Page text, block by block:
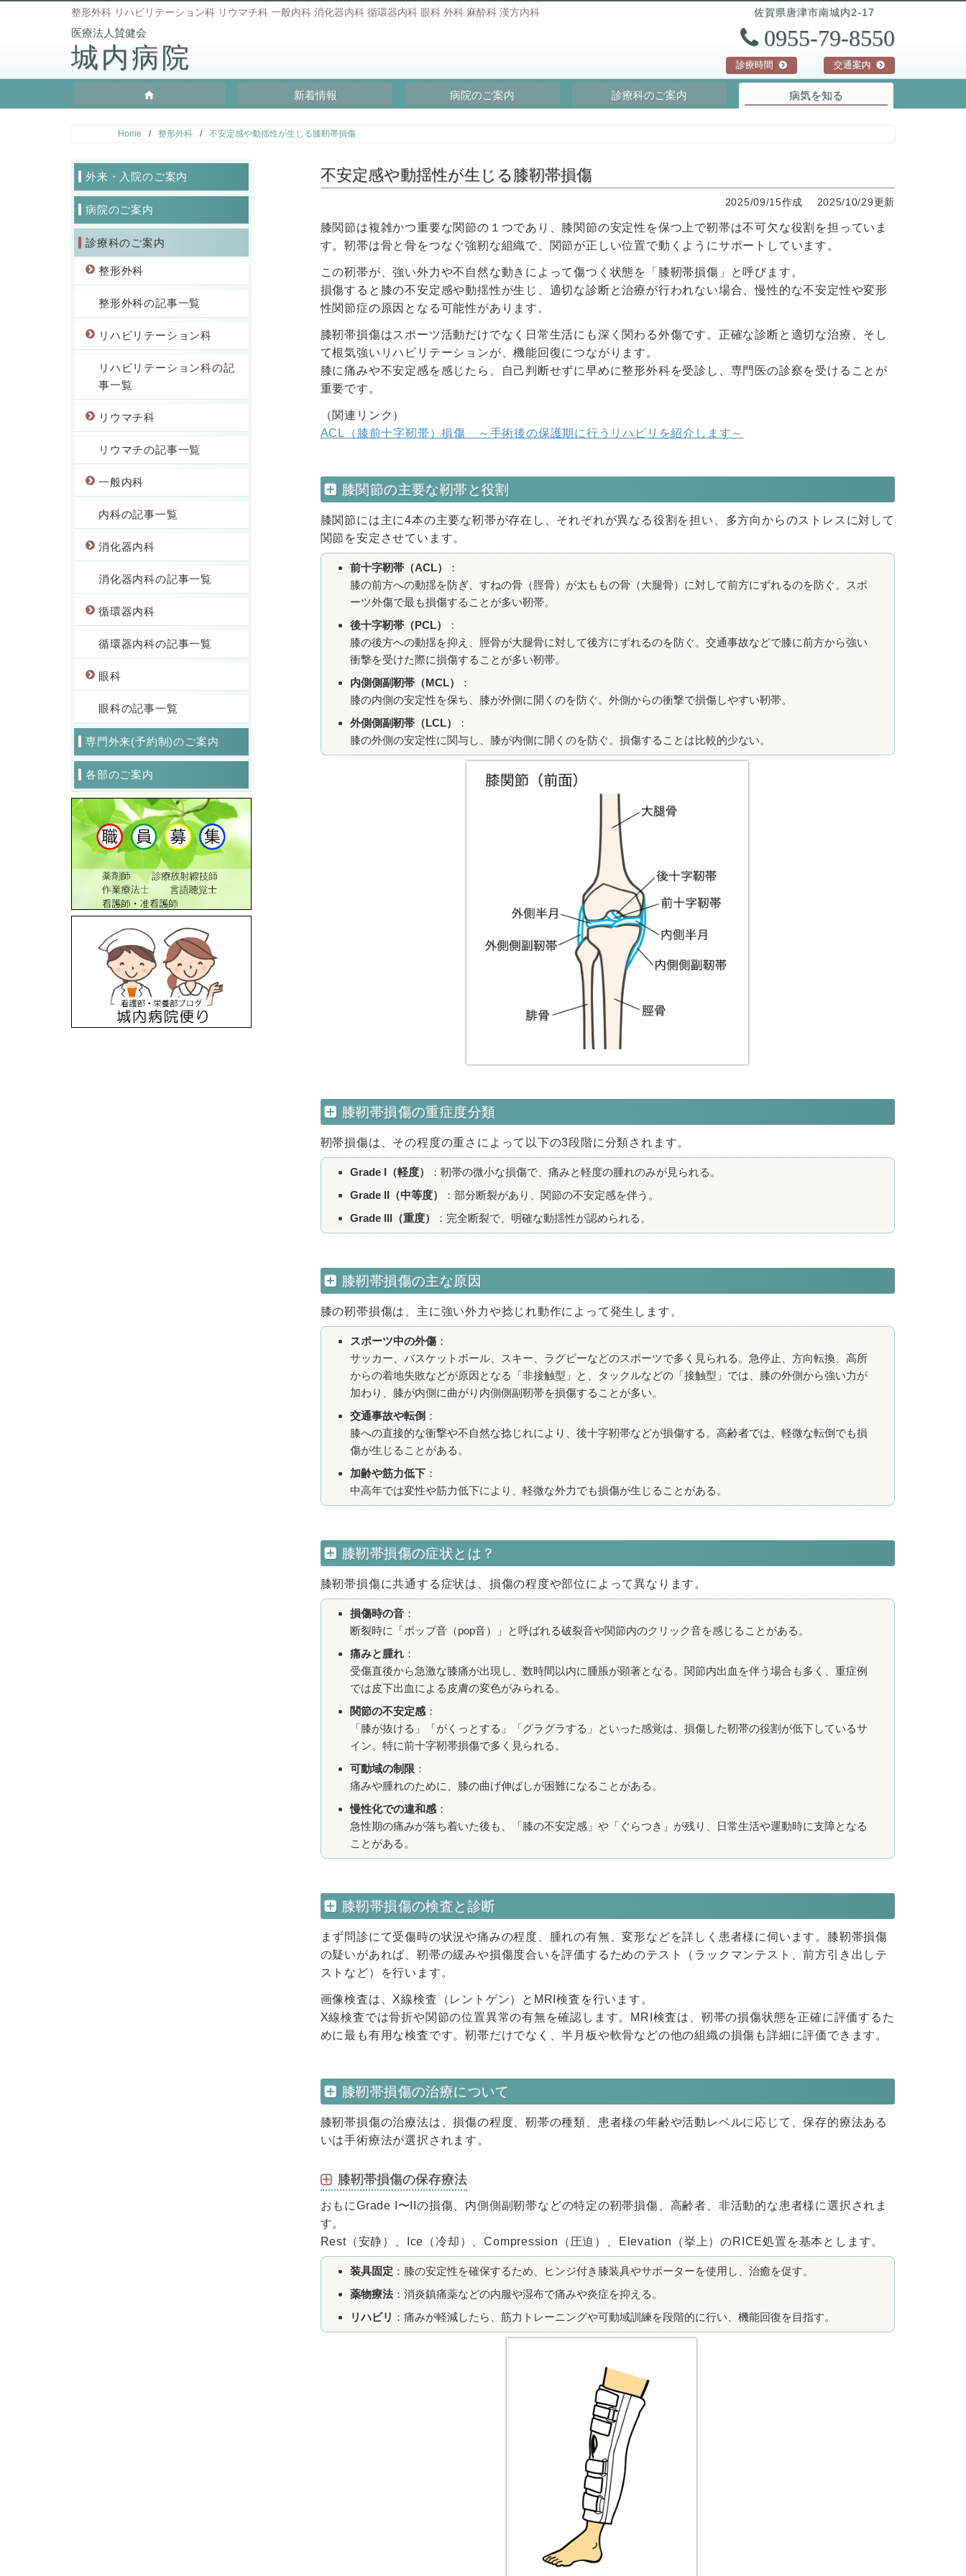
城内病院
整形外科 リハビリテーション科 リウマチ科 一般内科 消化器内科 循環器内科 眼科 外科 麻酔科 漢方内科 佐賀県唐津市南城内2-17
0955-79-8550
診療時間 交通案内
新着情報 病院のご案内 診療科のご案内 病気を知る
Home / 整形外科 / 不安定感や動揺性が生じる膝靭帯損傷
外来・入院のご案内
病院のご案内
診療科のご案内
整形外科
整形外科の記事一覧
リハビリテーション科
リハビリテーション科の記
事一覧
リウマチ科
リウマチの記事一覧
一般内科
内科の記事一覧
消化器内科
消化器内科の記事一覧
循環器内科
循環器内科の記事一覧
眼科
眼科の記事一覧
専門外来(予約制)のご案内
各部のご案内
不安定感や動揺性が生じる膝靭帯損傷
2025/09/15作成 2025/10/29更新
膝関節は複雑かつ重要な関節の１つであり、膝関節の安定性を保つ上で靭帯は不可欠な役割を担っていま
す。靭帯は骨と骨をつなぐ強靭な組織で、関節が正しい位置で動くようにサポートしています。
この靭帯が、強い外力や不自然な動きによって傷つく状態を「膝靭帯損傷」と呼びます。
損傷すると膝の不安定感や動揺性が生じ、適切な診断と治療が行われない場合、慢性的な不安定性や変形
性関節症の原因となる可能性があります。
膝靭帯損傷はスポーツ活動だけでなく日常生活にも深く関わる外傷です。正確な診断と適切な治療、そし
て根気強いリハビリテーションが、機能回復につながります。
膝に痛みや不安定感を感じたら、自己判断せずに早めに整形外科を受診し、専門医の診察を受けることが
重要です。
（関連リンク）
ACL（膝前十字靭帯）損傷 ～手術後の保護期に行うリハビリを紹介します～
膝関節の主要な靭帯と役割
膝関節には主に4本の主要な靭帯が存在し、それぞれが異なる役割を担い、多方向からのストレスに対して
関節を安定させています。
前十字靭帯（ACL）
：
膝の前方への動揺を防ぎ、すねの骨（脛骨）が太ももの骨（大腿骨）に対して前方にずれるのを防ぐ。スポ
ーツ外傷で最も損傷することが多い靭帯。
後十字靭帯（PCL）
：
膝の後方への動揺を抑え、脛骨が大腿骨に対して後方にずれるのを防ぐ。交通事故などで膝に前方から強い
衝撃を受けた際に損傷することが多い靭帯。
内側側副靭帯（MCL）
：
膝の内側の安定性を保ち、膝が外側に開くのを防ぐ。外側からの衝撃で損傷しやすい靭帯。
外側側副靭帯（LCL）
：
膝の外側の安定性に関与し、膝が内側に開くのを防ぐ。損傷することは比較的少ない。
膝靭帯損傷の重症度分類
靭帯損傷は、その程度の重さによって以下の3段階に分類されます。
Grade I（軽度）
：靭帯の微小な損傷で、痛みと軽度の腫れのみが見られる。
Grade II（中等度）
：部分断裂があり、関節の不安定感を伴う。
Grade III（重度）
：完全断裂で、明確な動揺性が認められる。
膝靭帯損傷の主な原因
膝の靭帯損傷は、主に強い外力や捻じれ動作によって発生します。
スポーツ中の外傷：
サッカー、バスケットボール、スキー、ラグビーなどのスポーツで多く見られる。急停止、方向転換、高所
からの着地失敗などが原因となる「非接触型」と、タックルなどの「接触型」では、膝の外側から強い力が
加わり、膝が内側に曲がり内側側副靭帯を損傷することが多い。
交通事故や転倒 ：
膝への直接的な衝撃や不自然な捻じれにより、後十字靭帯などが損傷する。高齢者では、軽微な転倒でも損
傷が生じることがある。
加齢や筋力低下：
中高年では変性や筋力低下により、軽微な外力でも損傷が生じることがある。
膝靭帯損傷の症状とは？
膝靭帯損傷に共通する症状は、損傷の程度や部位によって異なります。
損傷時の音：
断裂時に「ポップ音（pop音）」と呼ばれる破裂音や関節内のクリック音を感じることがある。
痛みと腫れ：
受傷直後から急激な膝痛が出現し、数時間以内に腫脹が顕著となる。関節内出血を伴う場合も多く、重症例
では皮下出血による皮膚の変色がみられる。
関節の不安定感：
「膝が抜ける」「がくっとする」「グラグラする」といった感覚は、損傷した靭帯の役割が低下しているサ
イン。特に前十字靭帯損傷で多く見られる。
可動域の制限 ：
痛みや腫れのために、膝の曲げ伸ばしが困難になることがある。
慢性化での違和感：
急性期の痛みが落ち着いた後も、「膝の不安定感」や「ぐらつき」が残り、日常生活や運動時に支障となる
ことがある。
膝靭帯損傷の検査と診断
まず問診にて受傷時の状況や痛みの程度、腫れの有無、変形などを詳しく患者様に伺います。膝靭帯損傷
の疑いがあれば、靭帯の緩みや損傷度合いを評価するためのテスト（ラックマンテスト、前方引き出しテ
ストなど）を行います。
画像検査は、X線検査（レントゲン）とMRI検査を行います。
X線検査では骨折や関節の位置異常の有無を確認します。MRI検査は、靭帯の損傷状態を正確に評価するた
めに最も有用な検査です。靭帯だけでなく、半月板や軟骨などの他の組織の損傷も詳細に評価できます。
膝靭帯損傷の治療について
膝靭帯損傷の治療法は、損傷の程度、靭帯の種類、患者様の年齢や活動レベルに応じて、保存的療法ある
いは手術療法が選択されます。
膝靭帯損傷の保存療法
おもにGrade I〜IIの損傷、内側側副靭帯などの特定の靭帯損傷、高齢者、非活動的な患者様に選択されま
す。
Rest（安静）、Ice（冷却）、Compression（圧迫）、Elevation（挙上）のRICE処置を基本とします。
装具固定 ：膝の安定性を確保するため、ヒンジ付き膝装具やサポーターを使用し、治癒を促す。
薬物療法：消炎鎮痛薬などの内服や湿布で痛みや炎症を抑える。
リハビリ ：痛みが軽減したら、筋力トレーニングや可動域訓練を段階的に行い、機能回復を目指す。